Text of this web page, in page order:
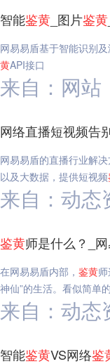
智能鉴黄 _图片鉴黄
网易易盾基于智能识别
黄API接口
来自：网站
网络直播短视频告
网易易盾的直播行业解
以及大数据，提供短视频
来自：动态
鉴黄师是什么？_
在网易易盾内部， 鉴黄
神仙”的生活。看似简单
来自：动态
智能鉴黄VS网络鉴